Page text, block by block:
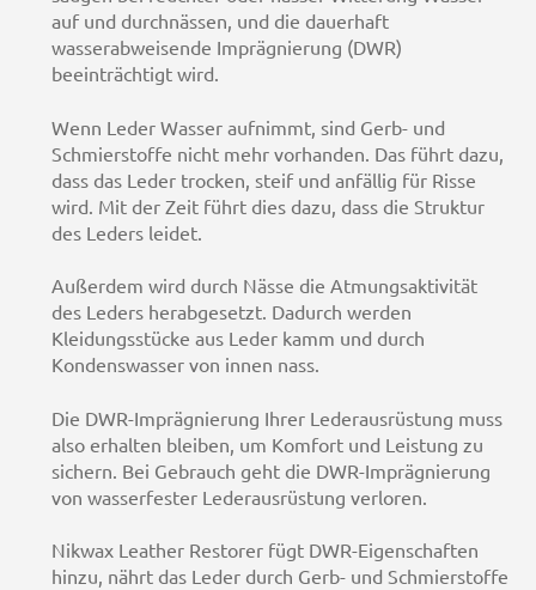
auf und durchnässen, und die dauerhaft
wasserabweisende Imprägnierung (DWR)
beeinträchtigt wird.
Wenn Leder Wasser aufnimmt, sind Gerb- und
Schmierstoffe nicht mehr vorhanden. Das führt dazu,
dass das Leder trocken, steif und anfällig für Risse
wird. Mit der Zeit führt dies dazu, dass die Struktur
des Leders leidet.
Außerdem wird durch Nässe die Atmungsaktivität
des Leders herabgesetzt. Dadurch werden
Kleidungsstücke aus Leder kamm und durch
Kondenswasser von innen nass.
Die DWR-Imprägnierung Ihrer Lederausrüstung muss
also erhalten bleiben, um Komfort und Leistung zu
sichern. Bei Gebrauch geht die DWR-Imprägnierung
von wasserfester Lederausrüstung verloren.
Nikwax Leather Restorer fügt DWR-Eigenschaften
hinzu, nährt das Leder durch Gerb- und Schmierstoffe